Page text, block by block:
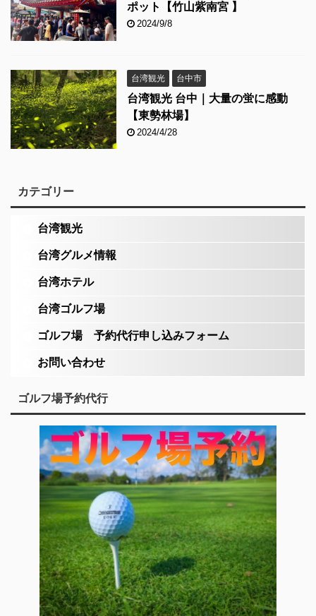
ポット【竹山紫南宮 】
2024/9/8
台湾観光 台中市
台湾観光 台中｜大量の蛍に感動
【東勢林場】
2024/4/28
カテゴリー
台湾観光
台湾グルメ情報
台湾ホテル
台湾ゴルフ場
ゴルフ場 予約代行申し込みフォーム
お問い合わせ
ゴルフ場予約代行